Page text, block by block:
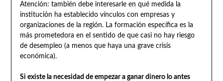
Atención: también debe interesarle en qué medida la
institución ha establecido vínculos con empresas y
organizaciones de la región. La formación específica es la
más prometedora en el sentido de que casi no hay riesgo
de desempleo (a menos que haya una grave crisis
económica).
Si existe la necesidad de empezar a ganar dinero lo antes